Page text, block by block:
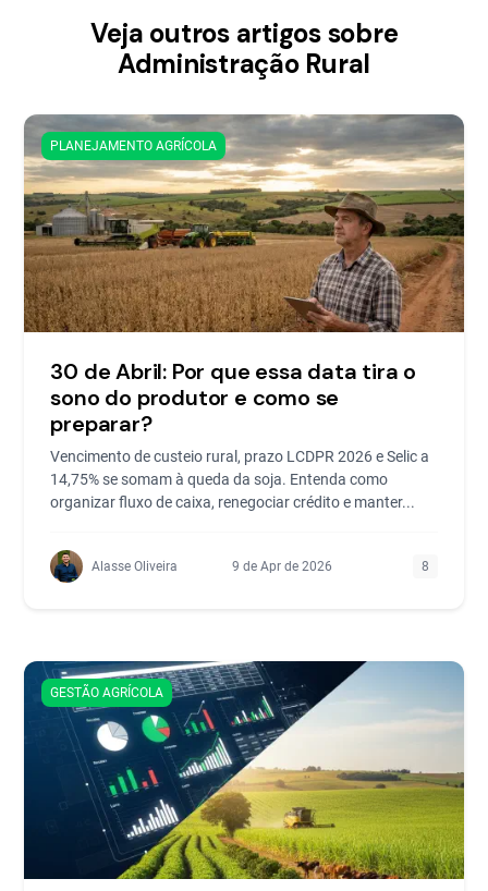
Veja outros artigos sobre
Administração Rural
PLANEJAMENTO AGRÍCOLA
30 de Abril: Por que essa data tira o
sono do produtor e como se
preparar?
Vencimento de custeio rural, prazo LCDPR 2026 e Selic a
14,75% se somam à queda da soja. Entenda como
organizar fluxo de caixa, renegociar crédito e manter...
Alasse Oliveira 9 de Apr de 2026 8
GESTÃO AGRÍCOLA